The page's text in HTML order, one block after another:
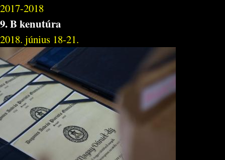
2017-2018
9. B kenutúra
2018. június 18-21.